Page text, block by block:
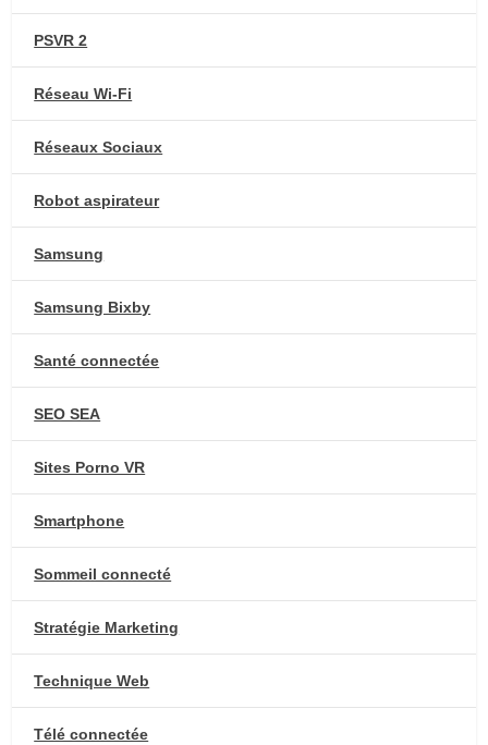
PSVR 2
Réseau Wi-Fi
Réseaux Sociaux
Robot aspirateur
Samsung
Samsung Bixby
Santé connectée
SEO SEA
Sites Porno VR
Smartphone
Sommeil connecté
Stratégie Marketing
Technique Web
Télé connectée